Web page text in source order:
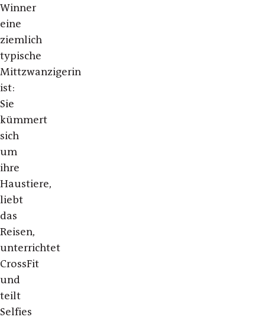
Winner
eine
ziemlich
typische
Mittzwanzigerin
ist:
Sie
kümmert
sich
um
ihre
Haustiere,
liebt
das
Reisen,
unterrichtet
CrossFit
und
teilt
Selfies